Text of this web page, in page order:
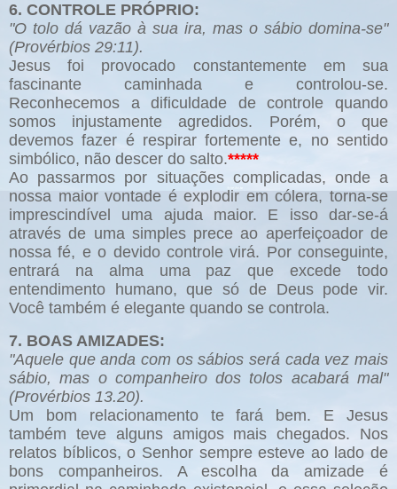
6. CONTROLE PRÓPRIO:
"O tolo dá vazão à sua ira, mas o sábio domina-se"
(Provérbios 29:11).
Jesus foi provocado constantemente em sua
fascinante caminhada e controlou-se.
Reconhecemos a dificuldade de controle quando
somos injustamente agredidos. Porém, o que
devemos fazer é respirar fortemente e, no sentido
simbólico, não descer do salto.*****
Ao passarmos por situações complicadas, onde a
nossa maior vontade é explodir em cólera, torna-se
imprescindível uma ajuda maior. E isso dar-se-á
através de uma simples prece ao aperfeiçoador de
nossa fé, e o devido controle virá. Por conseguinte,
entrará na alma uma paz que excede todo
entendimento humano, que só de Deus pode vir.
Você também é elegante quando se controla.
7. BOAS AMIZADES:
"Aquele que anda com os sábios será cada vez mais
sábio, mas o companheiro dos tolos acabará mal"
(Provérbios 13.20).
Um bom relacionamento te fará bem. E Jesus
também teve alguns amigos mais chegados. Nos
relatos bíblicos, o Senhor sempre esteve ao lado de
bons companheiros. A escolha da amizade é